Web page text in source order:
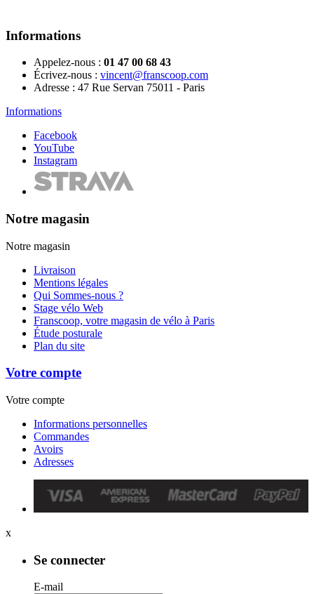
Informations
Appelez-nous : 01 47 00 68 43
Écrivez-nous : vincent@franscoop.com
Adresse : 47 Rue Servan 75011 - Paris
Informations
Facebook
YouTube
Instagram
Notre magasin
Notre magasin
Livraison
Mentions légales
Qui Sommes-nous ?
Stage vélo Web
Franscoop, votre magasin de vélo à Paris
Étude posturale
Plan du site
Votre compte
Votre compte
Informations personnelles
Commandes
Avoirs
Adresses
x
Se connecter
E-mail